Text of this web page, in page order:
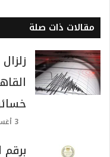
مقالات ذات صلة
3 أغسطس، 2026
برقم